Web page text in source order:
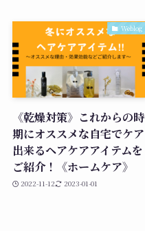
Weblog
《乾燥対策》これからの時
期にオススメな自宅でケア
出来るヘアケアアイテムを
ご紹介！《ホームケア》
2022-11-12 2023-01-01